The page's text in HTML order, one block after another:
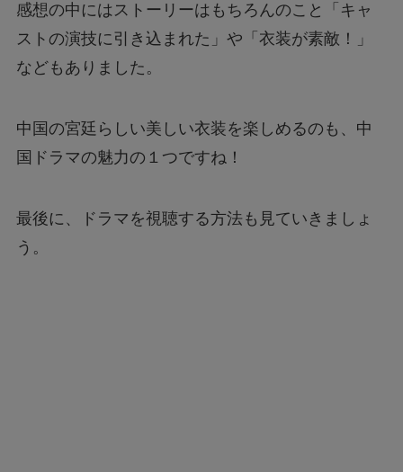
感想の中にはストーリーはもちろんのこと「キャ
ストの演技に引き込まれた」や「衣装が素敵！」
などもありました。
中国の宮廷らしい美しい衣装を楽しめるのも、中
国ドラマの魅力の１つですね！
最後に、ドラマを視聴する方法も見ていきましょ
う。